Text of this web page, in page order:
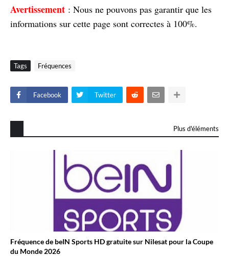
Avertissement : Nous ne pouvons pas garantir que les
informations sur cette page sont correctes à 100%.
Tags Fréquences
Facebook Twitter
Plus d'éléments
Fréquence de beIN Sports HD gratuite sur Nilesat pour la Coupe
du Monde 2026